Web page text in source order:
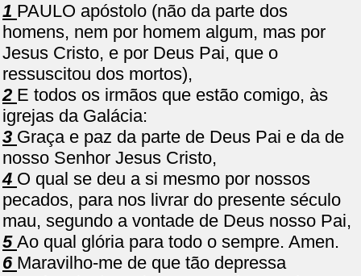
1 PAULO apóstolo (não da parte dos
homens, nem por homem algum, mas por
Jesus Cristo, e por Deus Pai, que o
ressuscitou dos mortos),
2 E todos os irmãos que estão comigo, às
igrejas da Galácia:
3 Graça e paz da parte de Deus Pai e da de
nosso Senhor Jesus Cristo,
4 O qual se deu a si mesmo por nossos
pecados, para nos livrar do presente século
mau, segundo a vontade de Deus nosso Pai,
5 Ao qual glória para todo o sempre. Amen.
6 Maravilho-me de que tão depressa